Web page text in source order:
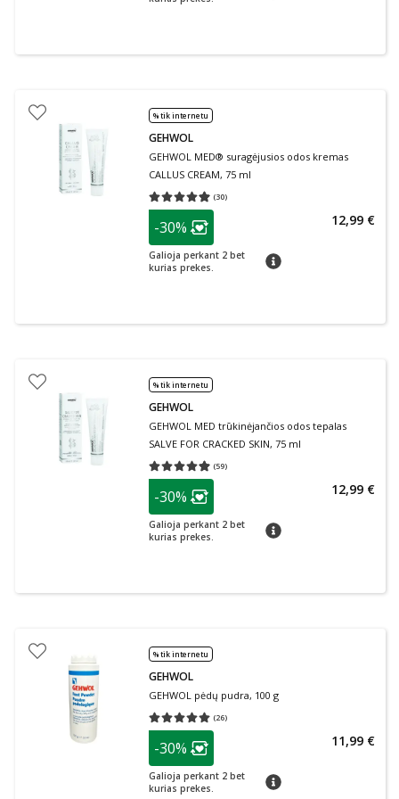
% tik internetu
GEHWOL
GEHWOL MED® suragėjusios odos kremas
CALLUS CREAM, 75 ml
(30)
Vidutinis įvertinimas 4.93
patarimas
Lojalumo klubo narių nuolaida
-30%
Galioja perkant 2 bet
kurias prekes.
patarimas
12,99 €
% tik internetu
GEHWOL
GEHWOL MED trūkinėjančios odos tepalas
SALVE FOR CRACKED SKIN, 75 ml
(59)
Vidutinis įvertinimas 4.95
patarimas
Lojalumo klubo narių nuolaida
-30%
Galioja perkant 2 bet
kurias prekes.
patarimas
12,99 €
% tik internetu
GEHWOL
GEHWOL pėdų pudra, 100 g
(26)
Vidutinis įvertinimas 5.00
patarimas
Lojalumo klubo narių nuolaida
-30%
Galioja perkant 2 bet
kurias prekes.
patarimas
11,99 €